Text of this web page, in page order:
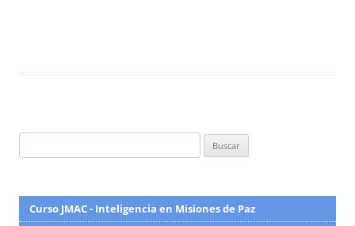
Curso JMAC - Inteligencia en Misiones de Paz